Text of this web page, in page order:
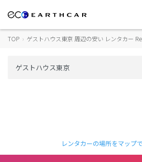
TOP › ゲストハウス東京 周辺の安い レンタカー
レンタカーの場所をマップ